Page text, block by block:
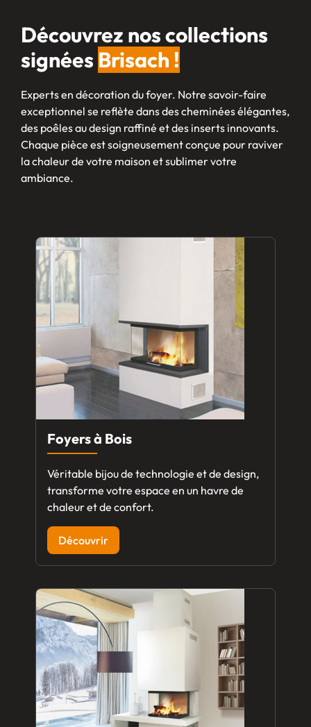
Découvrez nos collections
signées Brisach !
Experts en décoration du foyer. Notre savoir-faire
exceptionnel se reflète dans des cheminées élégantes,
des poêles au design raffiné et des inserts innovants.
Chaque pièce est soigneusement conçue pour raviver
la chaleur de votre maison et sublimer votre
ambiance.
Foyers à Bois
Véritable bijou de technologie et de design,
transforme votre espace en un havre de
chaleur et de confort.
Découvrir